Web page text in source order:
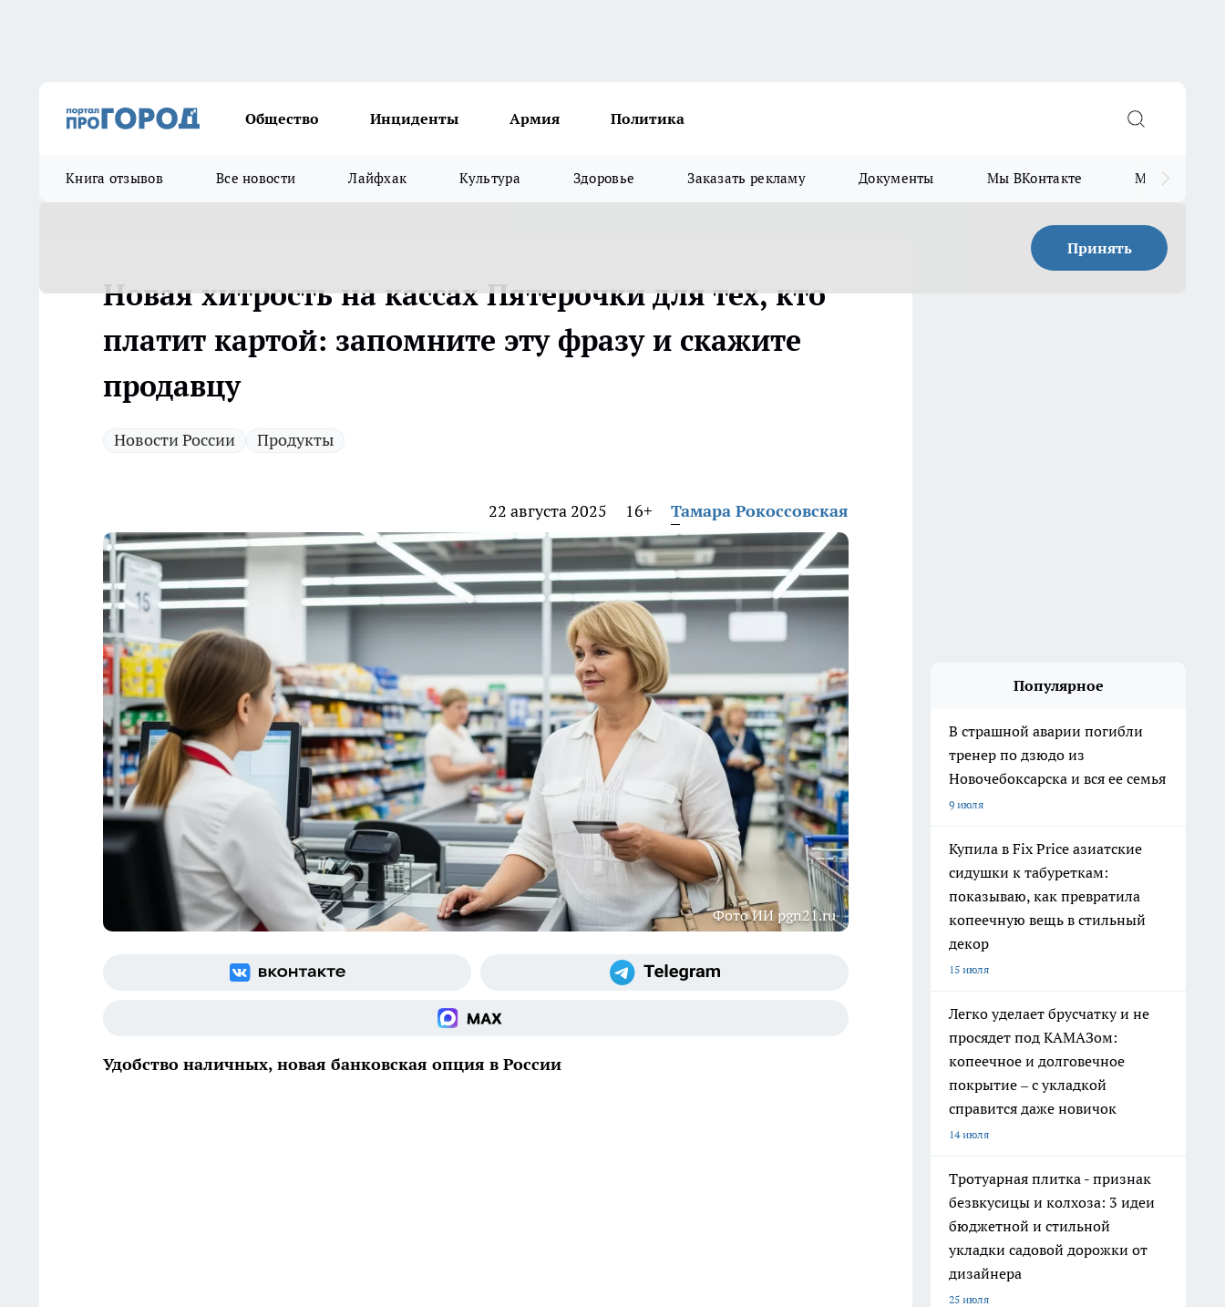
Общество Инциденты Армия Политика
Книга отзывов Все новости Лайфхак Культура Здоровье Заказать рекламу Документы Мы ВКонтакте Мы в
Принять
Новая хитрость на кассах Пятерочки для тех, кто
платит картой: запомните эту фразу и скажите
продавцу
Новости России Продукты
22 августа 2025 16+ Тамара Рокоссовская
Фото ИИ pgn21.ru
Удобство наличных, новая банковская опция в России
Популярное
В страшной аварии погибли
тренер по дзюдо из
Новочебоксарска и вся ее семья
9 июля
Купила в Fix Price азиатские
сидушки к табуреткам:
показываю, как превратила
копеечную вещь в стильный
декор
15 июля
Легко уделает брусчатку и не
просядет под КАМАЗом:
копеечное и долговечное
покрытие – с укладкой
справится даже новичок
14 июля
Тротуарная плитка - признак
безвкусицы и колхоза: 3 идеи
бюджетной и стильной
укладки садовой дорожки от
дизайнера
25 июля